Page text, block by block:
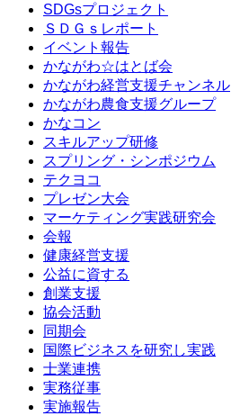
SDGsプロジェクト
ＳＤＧｓレポート
イベント報告
かながわ☆はとば会
かながわ経営支援チャンネル
かながわ農食支援グループ
かなコン
スキルアップ研修
スプリング・シンポジウム
テクヨコ
プレゼン大会
マーケティング実践研究会
会報
健康経営支援
公益に資する
創業支援
協会活動
同期会
国際ビジネスを研究し実践
士業連携
実務従事
実施報告